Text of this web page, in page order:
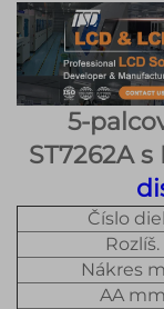
5-
ST7262A
Číslo
Rozlíš.
Nákres
AA mm